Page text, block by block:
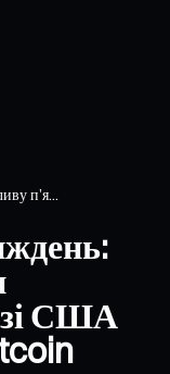
п’я...
зі США